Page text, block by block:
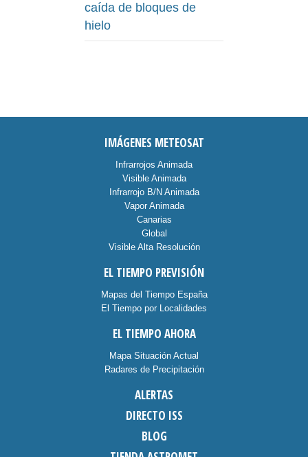
caída de bloques de
hielo
IMÁGENES METEOSAT
Infrarrojos Animada
Visible Animada
Infrarrojo B/N Animada
Vapor Animada
Canarias
Global
Visible Alta Resolución
EL TIEMPO PREVISIÓN
Mapas del Tiempo España
El Tiempo por Localidades
EL TIEMPO AHORA
Mapa Situación Actual
Radares de Precipitación
ALERTAS
DIRECTO ISS
BLOG